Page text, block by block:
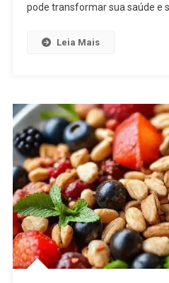
pode transformar sua saúde e
Leia Mais